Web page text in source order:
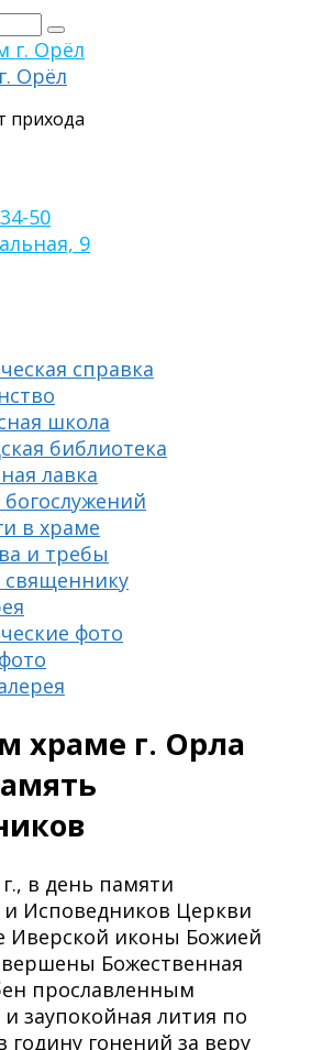
Орёл
прихода
50
9
справка
школа
библиотека
лавка
в храме
и требы
священнику
фото
храме г. Орла
в день памяти
Исповедников Церкви
Иверской иконы Божией
Божественная
прославленным
заупокойная лития по
гонений за веру